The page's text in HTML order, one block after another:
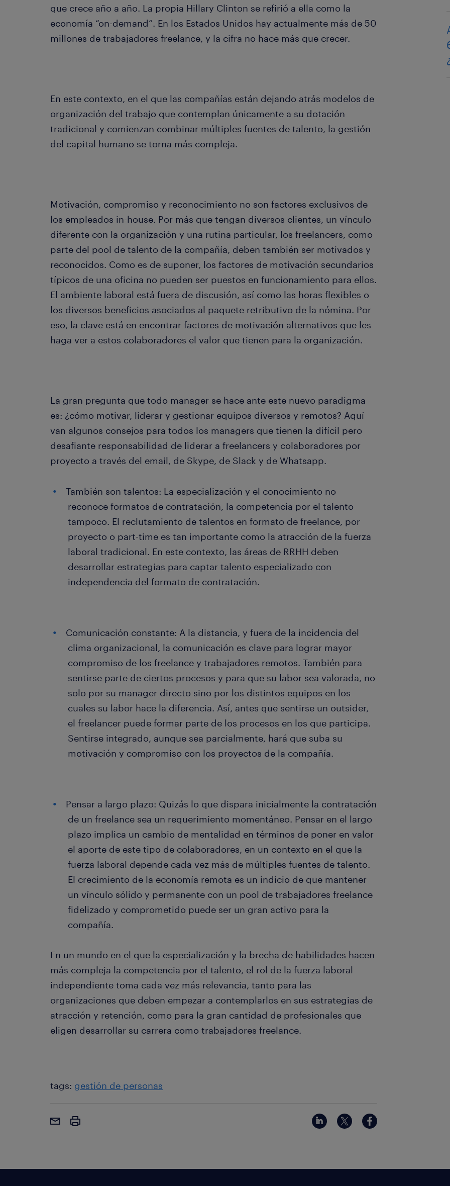
que crece año a año. La propia Hillary Clinton se refirió a ella como la
economía “on-demand”. En los Estados Unidos hay actualmente más de 50
millones de trabajadores freelance, y la cifra no hace más que crecer.
En este contexto, en el que las compañías están dejando atrás modelos de
organización del trabajo que contemplan únicamente a su dotación
tradicional y comienzan combinar múltiples fuentes de talento, la gestión
del capital humano se torna más compleja.
Motivación, compromiso y reconocimiento no son factores exclusivos de
los empleados in-house. Por más que tengan diversos clientes, un vínculo
diferente con la organización y una rutina particular, los freelancers, como
parte del pool de talento de la compañía, deben también ser motivados y
reconocidos. Como es de suponer, los factores de motivación secundarios
típicos de una oficina no pueden ser puestos en funcionamiento para ellos.
El ambiente laboral está fuera de discusión, así como las horas flexibles o
los diversos beneficios asociados al paquete retributivo de la nómina. Por
eso, la clave está en encontrar factores de motivación alternativos que les
haga ver a estos colaboradores el valor que tienen para la organización.
La gran pregunta que todo manager se hace ante este nuevo paradigma
es: ¿cómo motivar, liderar y gestionar equipos diversos y remotos? Aquí
van algunos consejos para todos los managers que tienen la difícil pero
desafiante responsabilidad de liderar a freelancers y colaboradores por
proyecto a través del email, de Skype, de Slack y de Whatsapp.
También son talentos: La especialización y el conocimiento no
reconoce formatos de contratación, la competencia por el talento
tampoco. El reclutamiento de talentos en formato de freelance, por
proyecto o part-time es tan importante como la atracción de la fuerza
laboral tradicional. En este contexto, las áreas de RRHH deben
desarrollar estrategias para captar talento especializado con
independencia del formato de contratación.
Comunicación constante: A la distancia, y fuera de la incidencia del
clima organizacional, la comunicación es clave para lograr mayor
compromiso de los freelance y trabajadores remotos. También para
sentirse parte de ciertos procesos y para que su labor sea valorada, no
solo por su manager directo sino por los distintos equipos en los
cuales su labor hace la diferencia. Así, antes que sentirse un outsider,
el freelancer puede formar parte de los procesos en los que participa.
Sentirse integrado, aunque sea parcialmente, hará que suba su
motivación y compromiso con los proyectos de la compañía.
Pensar a largo plazo: Quizás lo que dispara inicialmente la contratación
de un freelance sea un requerimiento momentáneo. Pensar en el largo
plazo implica un cambio de mentalidad en términos de poner en valor
el aporte de este tipo de colaboradores, en un contexto en el que la
fuerza laboral depende cada vez más de múltiples fuentes de talento.
El crecimiento de la economía remota es un indicio de que mantener
un vínculo sólido y permanente con un pool de trabajadores freelance
fidelizado y comprometido puede ser un gran activo para la
compañía.
En un mundo en el que la especialización y la brecha de habilidades hacen
más compleja la competencia por el talento, el rol de la fuerza laboral
independiente toma cada vez más relevancia, tanto para las
organizaciones que deben empezar a contemplarlos en sus estrategias de
atracción y retención, como para la gran cantidad de profesionales que
eligen desarrollar su carrera como trabajadores freelance.
tags: gestión de personas